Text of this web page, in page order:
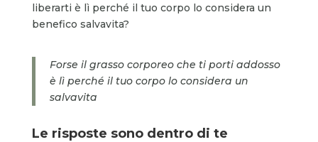
liberarti è lì perché il tuo corpo lo considera un
benefico salvavita?
Forse il grasso corporeo che ti porti addosso
è lì perché il tuo corpo lo considera un
salvavita
Le risposte sono dentro di te